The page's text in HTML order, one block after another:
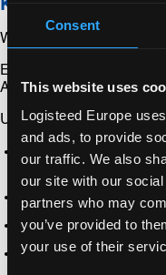
Consent
This website uses
Logisteed Europe
and ads, to provide
our traffic. We also
our site with our
partners who may
you’ve provided to
your use of their
Kunden und
Wir haben Kunden aus
Einzelhandel und Mode,
Automobilindustrie,
Unsere Mehrwertdienste
Kommissionierung
Cross-Docking
Rücknahmelogistik